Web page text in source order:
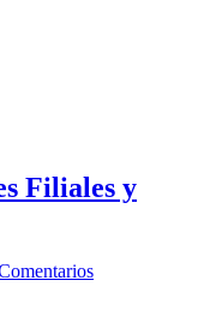
Filiales y